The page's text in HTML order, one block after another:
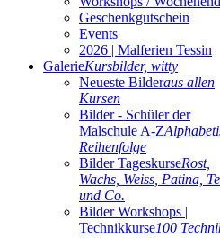
Geschenkgutschein
Events
2026 | Malferien Tessin
GalerieKursbilder, witty
Neueste Bilderaus allen
Kursen
Bilder - Schüler der
Malschule A-Z
Reihenfolge
Bilder TageskurseRost,
Wachs, Weiss, Patina,
und Co.
Bilder Workshops |
Technikkurse100